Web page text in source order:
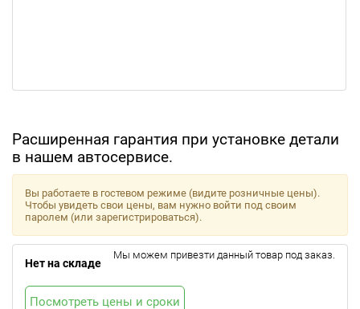
Расширенная гарантия при установке детали
в нашем автосервисе.
Вы работаете в гостевом режиме (видите розничные цены).
Чтобы увидеть свои цены, вам нужно войти под своим
паролем (или зарегистрироваться).
Нет на складе
Мы можем привезти данный товар под заказ.
Посмотреть цены и сроки